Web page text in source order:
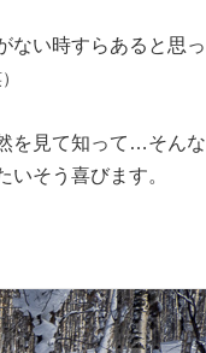
ない時すらあると思っ
を見て知って…そんな
そう喜びます。